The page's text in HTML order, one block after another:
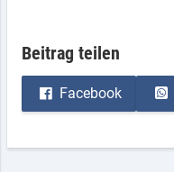
Beitrag teilen
Facebook